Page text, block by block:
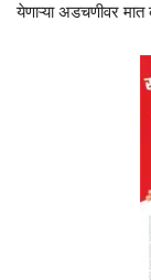
येणाऱ्या अडचणीवर मात